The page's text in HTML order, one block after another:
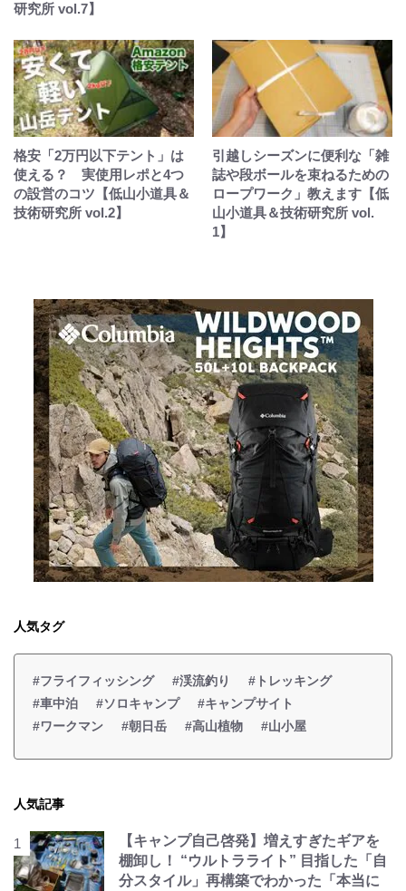
研究所 vol.7】
格安「2万円以下テント」は
使える？ 実使用レポと4つ
の設営のコツ【低山小道具＆
技術研究所 vol.2】
引越しシーズンに便利な「雑
誌や段ボールを束ねるための
ロープワーク」教えます【低
山小道具＆技術研究所 vol.
1】
人気タグ
#フライフィッシング #渓流釣り
#トレッキング
#車中泊
#ソロキャンプ
#キャンプサイト
#ワークマン
#朝日岳 #高山植物 #山小屋
人気記事
【キャンプ自己啓発】増えすぎたギアを
棚卸し！ “ウルトラライト” 目指した「自
分スタイル」再構築でわかった「本当に